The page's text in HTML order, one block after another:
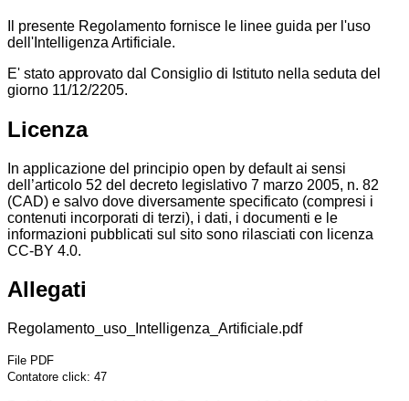
Il presente Regolamento fornisce le linee guida per l'uso
dell'Intelligenza Artificiale.
E' stato approvato dal Consiglio di Istituto nella seduta del
giorno 11/12/2205.
Licenza
In applicazione del principio open by default ai sensi
dell’articolo 52 del decreto legislativo 7 marzo 2005, n. 82
(CAD) e salvo dove diversamente specificato (compresi i
contenuti incorporati di terzi), i dati, i documenti e le
informazioni pubblicati sul sito sono rilasciati con licenza
CC-BY 4.0.
Allegati
Regolamento_uso_Intelligenza_Artificiale.pdf
File PDF
Contatore click: 47